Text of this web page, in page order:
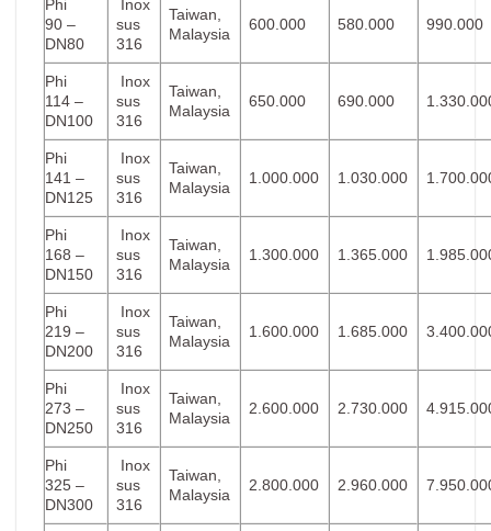
Phi
90 –
DN80
Inox
sus
316
Taiwan,
Malaysia
600.000 580.000 990.000
Phi
114 –
DN100
Inox
sus
316
Taiwan,
Malaysia
650.000 690.000
Phi
141 –
DN125
Inox
sus
316
Taiwan,
Malaysia
1.000.000 1.030.000
Phi
168 –
DN150
Inox
sus
316
Taiwan,
Malaysia
1.300.000 1.365.000
Phi
219 –
DN200
Inox
sus
316
Taiwan,
Malaysia
1.600.000 1.685.000
Phi
273 –
DN250
Inox
sus
316
Taiwan,
Malaysia
2.600.000 2.730.000
Phi
325 –
DN300
Inox
sus
316
Taiwan,
Malaysia
2.800.000 2.960.000